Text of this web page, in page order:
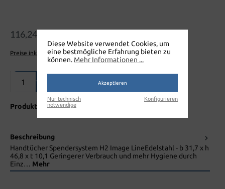
116,24 €
Preise inkl. MwSt. zzgl. Versandkosten
Produkt Anzahl: Gib den gewünschten Wert ein oder benutze die
In den Warenkorb
Produktnummer:W128
Beschreibung
Handtücher Spendersystem H2 Image LineEdelstahl - b 31,7 x h
46,8 x t 10,1 Geringerer Verbrauch und mehr Hygiene durch
Einz… Mehr
Diese Website verwendet Cookies, um
eine bestmögliche Erfahrung bieten zu
können. Mehr Informationen ...
Akzeptieren
Nur technisch
notwendige
Konfigurieren